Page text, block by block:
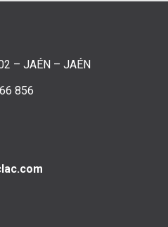
– JAÉN – JAÉN
856